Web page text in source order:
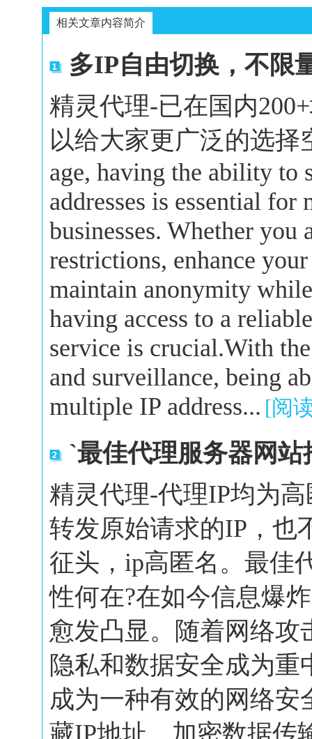
相关文章内容简介
多IP自由切换，不限
精灵代理-已在国内
以给大家更广泛的选择
age, having the ability to
addresses is essential
businesses. Whether you
restrictions, enhance
maintain anonymity
having access to a
service is crucial.With
and surveillance, being
multiple IP address... [阅
`最佳代理服务器网
精灵代理-代理IP均为
转发原始请求的IP，也
征头，ip高匿名。最佳
性何在?在如今信息爆
愈发凸显。随着网络攻
隐私和数据安全成为
成为一种有效的网络
藏IP地址、加密数据传